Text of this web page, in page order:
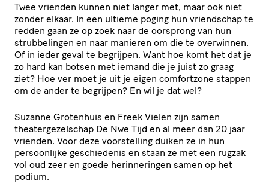
Twee vrienden kunnen niet langer met, maar ook niet
zonder elkaar. In een ultieme poging hun vriendschap te
redden gaan ze op zoek naar de oorsprong van hun
strubbelingen en naar manieren om die te overwinnen.
Of in ieder geval te begrijpen. Want hoe komt het dat je
zo hard kan botsen met iemand die je juist zo graag
ziet? Hoe ver moet je uit je eigen comfortzone stappen
om de ander te begrijpen? En wil je dat wel?
Suzanne Grotenhuis en Freek Vielen zijn samen
theatergezelschap De Nwe Tijd en al meer dan 20 jaar
vrienden. Voor deze voorstelling duiken ze in hun
persoonlijke geschiedenis en staan ze met een rugzak
vol oud zeer en goede herinneringen samen op het
podium.